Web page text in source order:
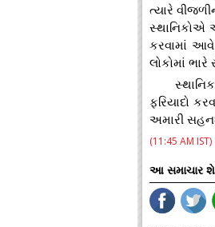
ત્યારે
સ્થાનિકોએ
કરવામાં આવે
લોકોમાં ભારે
ફરિયાદો
અમારી
(11:45 AM IST)
આ સમાચાર